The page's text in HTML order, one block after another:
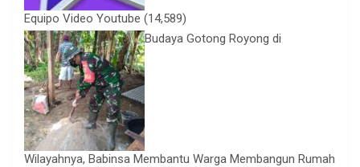
Equipo Video Youtube (14,589)
Budaya Gotong Royong di
Wilayahnya, Babinsa Membantu Warga Membangun Rumah